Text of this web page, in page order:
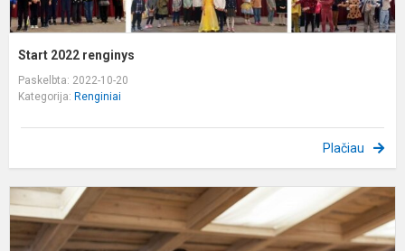
Start 2022 renginys
Paskelbta: 2022-10-20
Kategorija: Renginiai
Plačiau